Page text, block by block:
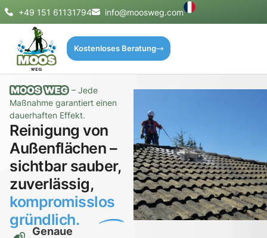
+49 151 61131794 info@moosweg.com
Kostenloses Beratung
– Jede
Maßnahme garantiert einen
dauerhaften Effekt.
Reinigung von
Außenflächen –
sichtbar sauber,
zuverlässig,
kompromisslos
gründlich.
Genaue